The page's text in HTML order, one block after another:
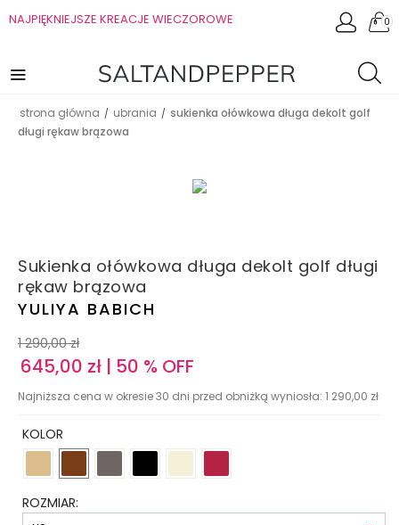
NAJPIĘKNIEJSZE KREACJE WIECZOROWE 0
strona główna / ubrania / sukienka ołówkowa długa dekolt golf
długi rękaw brązowa
Sukienka ołówkowa długa dekolt golf długi
rękaw brązowa
YULIYA BABICH
1 290,00 zł
645,00 zł | 50 % OFF
Najniższa cena w okresie 30 dni przed obniżką wyniosła: 1 290,00 zł
KOLOR
ROZMIAR: